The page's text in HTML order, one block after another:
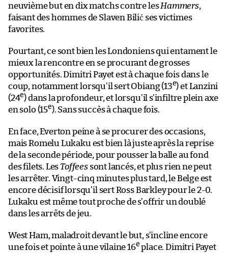
neuvième but en dix matchs contre lesHammers,
faisant des hommes de Slaven Bilić ses victimes
favorites.
Pourtant, ce sont bien les Londoniens qui entament le
mieux la rencontre en se procurant de grosses
opportunités. Dimitri Payet est à chaque fois dans le
coup, notamment lorsqu’il sert Obiang (13e) et Lanzini
(24e) dans la profondeur, et lorsqu’il s’infiltre plein axe
en solo (15e). Sans succès à chaque fois.
En face, Everton peine à se procurer des occasions,
mais Romelu Lukaku est bien là juste après la reprise
de la seconde période, pour pousser la balle au fond
des filets. Les Toffeessont lancés, et plus rien ne peut
les arrêter. Vingt-cinq minutes plus tard, le Belge est
encore décisif lorsqu’il sert Ross Barkley pour le 2-0.
Lukaku est même tout proche de s’offrir un doublé
dans les arrêts de jeu.
West Ham, maladroit devant le but, s’incline encore
une fois et pointe à une vilaine 16e place. Dimitri Payet